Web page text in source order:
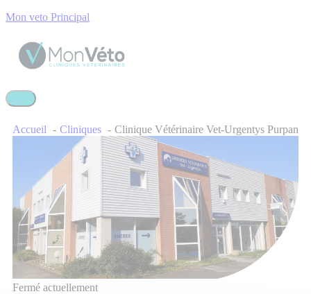
Mon veto Principal
Accueil Cliniques Clinique Vétérinaire Vet-Urgentys Purpan
Fermé actuellement